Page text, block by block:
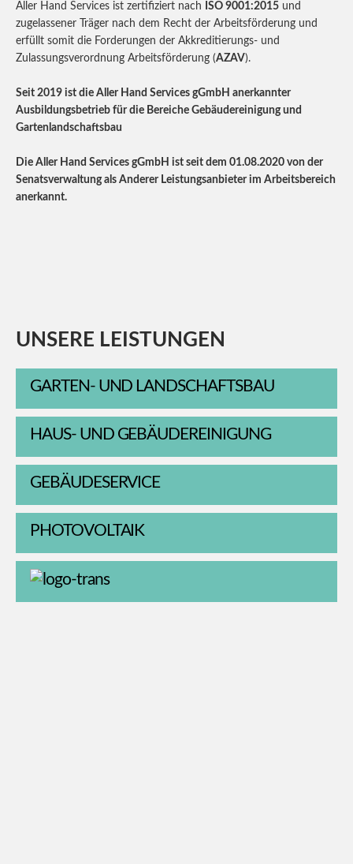
Aller Hand Services ist zertifiziert nach ISO 9001:2015 und
zugelassener Träger nach dem Recht der Arbeitsförderung und
erfüllt somit die Forderungen der Akkreditierungs- und
Zulassungsverordnung Arbeitsförderung (AZAV).
Seit 2019 ist die Aller Hand Services gGmbH anerkannter
Ausbildungsbetrieb für die Bereiche Gebäudereinigung und
Gartenlandschaftsbau
Die Aller Hand Services gGmbH ist seit dem 01.08.2020 von der
Senatsverwaltung als Anderer Leistungsanbieter im Arbeitsbereich
anerkannt.
UNSERE LEISTUNGEN
GARTEN- UND LANDSCHAFTSBAU
HAUS- UND GEBÄUDEREINIGUNG
GEBÄUDESERVICE
PHOTOVOLTAIK